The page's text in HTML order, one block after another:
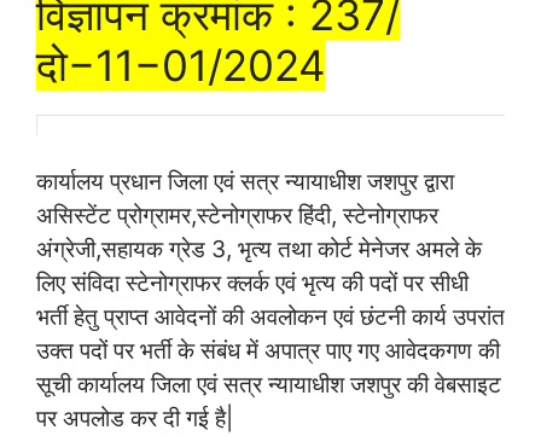
विज्ञापन क्रमांक : 237/
दो−11−01/2024
कार्यालय प्रधान जिला एवं सत्र न्यायाधीश जशपुर द्वारा
असिस्टेंट प्रोग्रामर,स्टेनोग्राफर हिंदी, स्टेनोग्राफर
अंग्रेजी,सहायक ग्रेड 3, भृत्य तथा कोर्ट मेनेजर अमले के
लिए संविदा स्टेनोग्राफर क्लर्क एवं भृत्य की पदों पर सीधी
भर्ती हेतु प्राप्त आवेदनों की अवलोकन एवं छंटनी कार्य उपरांत
उक्त पदों पर भर्ती के संबंध में अपात्र पाए गए आवेदकगण की
सूची कार्यालय जिला एवं सत्र न्यायाधीश जशपुर की वेबसाइट
पर अपलोड कर दी गई है|